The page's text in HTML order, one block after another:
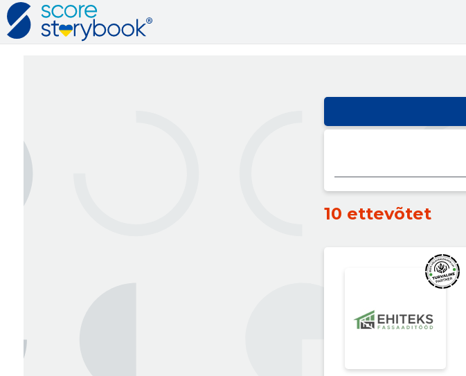
10 ettevõtet